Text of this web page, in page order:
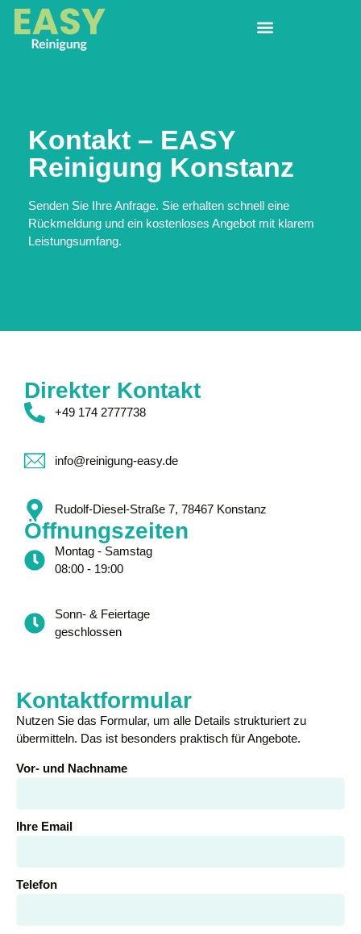
Kontakt – EASY
Reinigung Konstanz
Senden Sie Ihre Anfrage. Sie erhalten schnell eine
Rückmeldung und ein kostenloses Angebot mit klarem
Leistungsumfang.
Direkter Kontakt
‪+49 174 2777738
info@reinigung-easy.de
Rudolf-Diesel-Straße 7, 78467 Konstanz
Öffnungszeiten
Montag - Samstag
08:00 - 19:00
Sonn- & Feiertage
geschlossen
Kontaktformular
Nutzen Sie das Formular, um alle Details strukturiert zu
übermitteln. Das ist besonders praktisch für Angebote.
Vor- und Nachname
Ihre Email
Telefon